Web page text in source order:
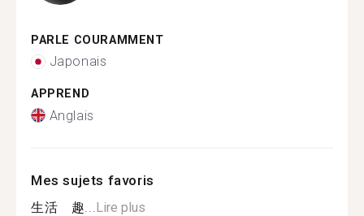
PARLE COURAMMENT
Japonais
APPREND
Anglais
Mes sujets favoris
生活 趣... Lire plus